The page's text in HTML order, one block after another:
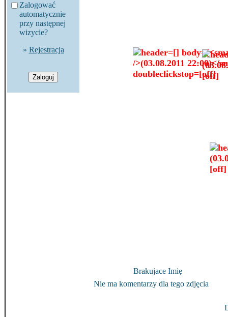
Zalogować
automatycznie
przy następnej
wizycie?
» Rejestracja
Brakujace Imię
Nie ma komentarzy dla tego zdjęcia